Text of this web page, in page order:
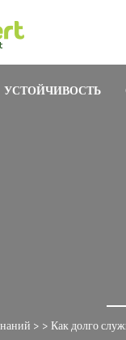
УСТОЙЧИВОСТЬ
> > Как долго